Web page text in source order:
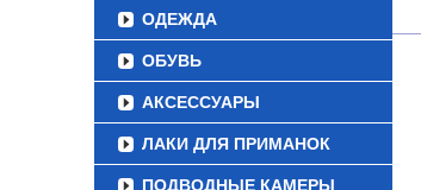
ОДЕЖДА
ОБУВЬ
АКСЕССУАРЫ
ЛАКИ ДЛЯ ПРИМАНОК
ПОДВОДНЫЕ КАМЕРЫ